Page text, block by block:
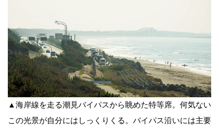
▲海岸線を走る潮見バイパスから眺めた特等席。何気ない
この光景が自分にはしっくりくる。バイパス沿いには主要